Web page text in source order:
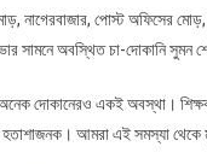
নাগেরবাজার, পোস্ট অফিসের
সামনে অবস্থিত চা-দোকানি সুমন
দোকানেরও একই অবস্থা। শিক্ষক
হতাশাজনক। আমরা এই সমস্যা থেকে